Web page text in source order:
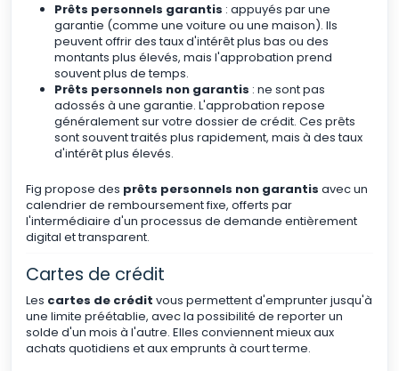
Prêts personnels garantis : appuyés par une
garantie (comme une voiture ou une maison). Ils
peuvent offrir des taux d'intérêt plus bas ou des
montants plus élevés, mais l'approbation prend
souvent plus de temps.
Prêts personnels non garantis : ne sont pas
adossés à une garantie. L'approbation repose
généralement sur votre dossier de crédit. Ces prêts
sont souvent traités plus rapidement, mais à des taux
d'intérêt plus élevés.
Fig propose des prêts personnels non garantis avec un
calendrier de remboursement fixe, offerts par
l'intermédiaire d'un processus de demande entièrement
digital et transparent.
Cartes de crédit
Les cartes de crédit vous permettent d'emprunter jusqu'à
une limite préétablie, avec la possibilité de reporter un
solde d'un mois à l'autre. Elles conviennent mieux aux
achats quotidiens et aux emprunts à court terme.